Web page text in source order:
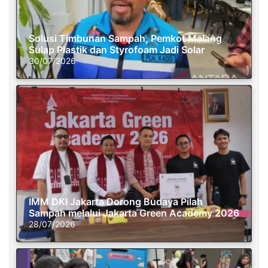
Solusi Timbunan Sampah, Pemkot Malang
Sulap Plastik dan Styrofoam Jadi Solar
30/07/2026
IMM DKI Jakarta Dorong Budaya Pilah
Sampah melalui Jakarta Green Academy 2026
28/07/2026